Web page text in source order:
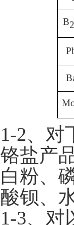
B2
1-2、对
铬盐产
白粉、
酸钡、
1-3、对